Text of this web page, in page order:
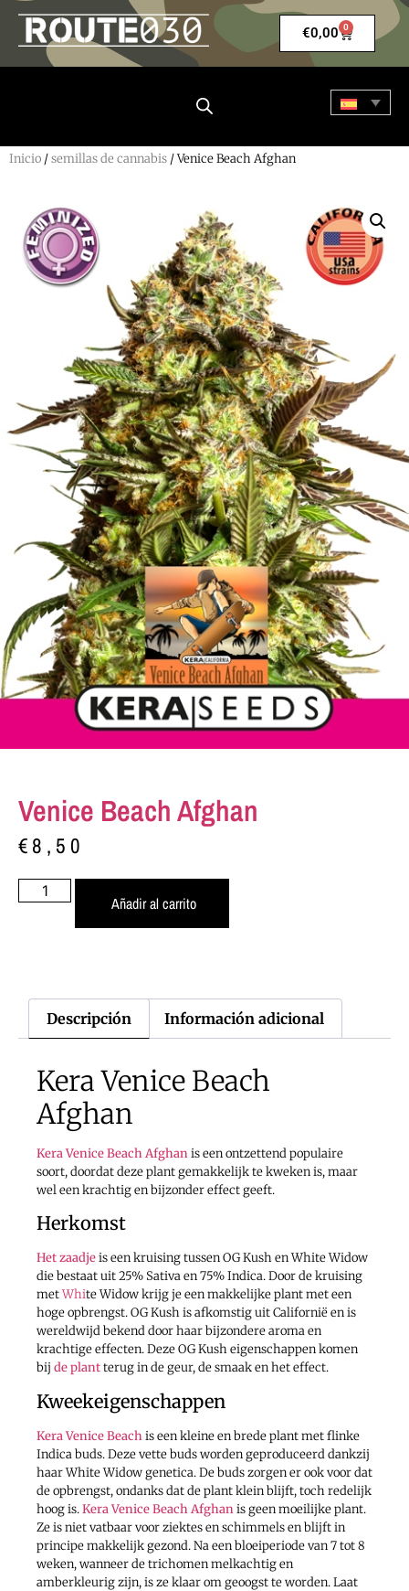
€0,00 0
Inicio /semillas de cannabis / Venice Beach Afghan
Venice Beach Afghan
€8,50
Añadir al carrito
Descripción Información adicional
Kera Venice Beach
Afghan
Kera Venice Beach Afghanis een ontzettend populaire
soort, doordat deze plant gemakkelijk te kweken is, maar
wel een krachtig en bijzonder effect geeft.
Herkomst
Het zaadjeis een kruising tussen OG Kush en White Widow
die bestaat uit 25% Sativa en 75% Indica. Door de kruising
metWhite Widow krijg je een makkelijke plant met een
hoge opbrengst. OG Kush is afkomstig uit Californië en is
wereldwijd bekend door haar bijzondere aroma en
krachtige effecten. Deze OG Kush eigenschappen komen
bij de plantterug in de geur, de smaak en het effect.
Kweekeigenschappen
Kera Venice Beachis een kleine en brede plant met flinke
Indica buds. Deze vette buds worden geproduceerd dankzij
haar White Widow genetica. De buds zorgen er ook voor dat
de opbrengst, ondanks dat de plant klein blijft, toch redelijk
hoog is.Kera Venice Beach Afghanis geen moeilijke plant.
Ze is niet vatbaar voor ziektes en schimmels en blijft in
principe makkelijk gezond. Na een bloeiperiode van 7 tot 8
weken, wanneer de trichomen melkachtig en
amberkleurig zijn, is ze klaar om geoogst te worden. Laat